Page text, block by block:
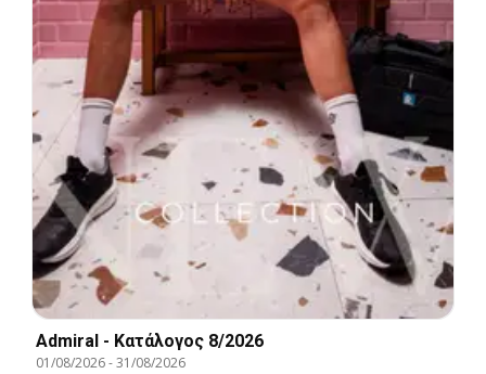
Admiral - Kατάλογος 8/2026
01/08/2026-31/08/2026